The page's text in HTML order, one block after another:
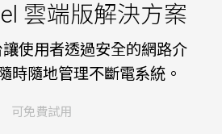
雲端版解決方案
使用者透過安全的網路介
時隨地管理不斷電系統。
可免費試用